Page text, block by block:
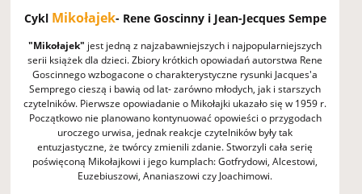
Cykl Mikołajek- Rene Goscinny i Jean-Jecques Sempe
"Mikołajek" jest jedną z najzabawniejszych i najpopularniejszych
serii książek dla dzieci. Zbiory krótkich opowiadań autorstwa Rene
Goscinnego wzbogacone o charakterystyczne rysunki Jacques'a
Semprego cieszą i bawią od lat- zarówno młodych, jak i starszych
czytelników. Pierwsze opowiadanie o Mikołajki ukazało się w 1959 r.
Początkowo nie planowano kontynuować opowieści o przygodach
uroczego urwisa, jednak reakcje czytelników były tak
entuzjastyczne, że twórcy zmienili zdanie. Stworzyli cała serię
poświęconą Mikołajkowi i jego kumplach: Gotfrydowi, Alcestowi,
Euzebiuszowi, Ananiaszowi czy Joachimowi.